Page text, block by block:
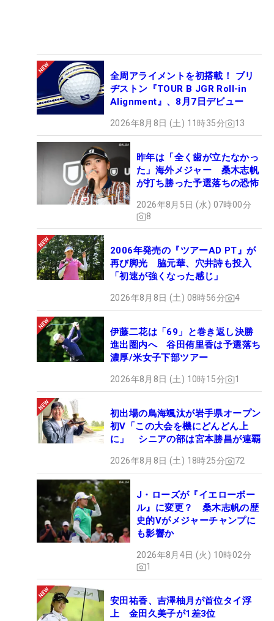
全周アライメントを初搭載！ ブリ
ヂストン『TOUR B JGR Roll-in
Alignment』、8月7日デビュー
2026年8月8日 (土) 11時35分 13
昨年は「全く歯が立たなかっ
た」海外メジャー 桑木志帆
が打ち勝った予選落ちの恐怖
2026年8月5日 (水) 07時00分
8
2006年発売の『ツアーAD PT』が
再び脚光 脇元華、穴井詩も投入
「初速が強くなった感じ」
2026年8月8日 (土) 08時56分 4
伊藤二花は「69」と巻き返し決勝
進出圏内へ 谷田侑里香は予選落ち
濃厚/米女子下部ツアー
2026年8月8日 (土) 10時15分 1
初出場の鳥海颯汰が岩手県オープン
初V「この大会を機にどんどん上
に」 シニアの部は宮本勝昌が連覇
2026年8月8日 (土) 18時25分 72
J・ローズが『イエローボー
ル』に変更？ 桑木志帆の歴
史的Vがメジャーチャンプに
も影響か
2026年8月4日 (火) 10時02分
1
安田祐香、吉澤柚月が首位タイ浮
上 金田久美子が1差3位